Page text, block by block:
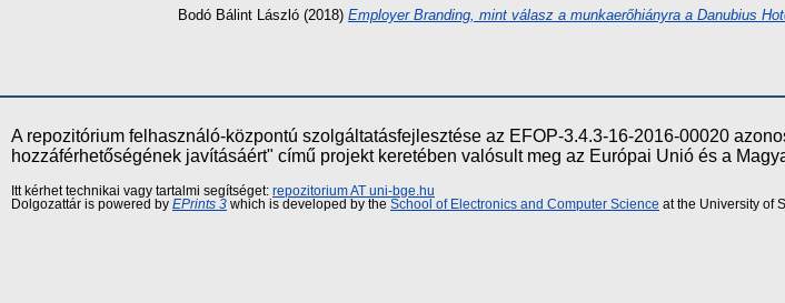
Bodó Bálint László (2018) Employer Branding, mint válasz a munkaerőhiányra a Danubius
A repozitórium felhasználó-központú szolgáltatásfejlesztése az EFOP-3.4.3-16-2016-00020
hozzáférhetőségének javításáért" című projekt keretében valósult meg az Európai Unió és a
Itt kérhet technikai vagy tartalmi segítséget: repozitorium AT uni-bge.hu
Dolgozattár is powered by EPrints 3 which is developed by the School of Electronics and Computer Science at the University of